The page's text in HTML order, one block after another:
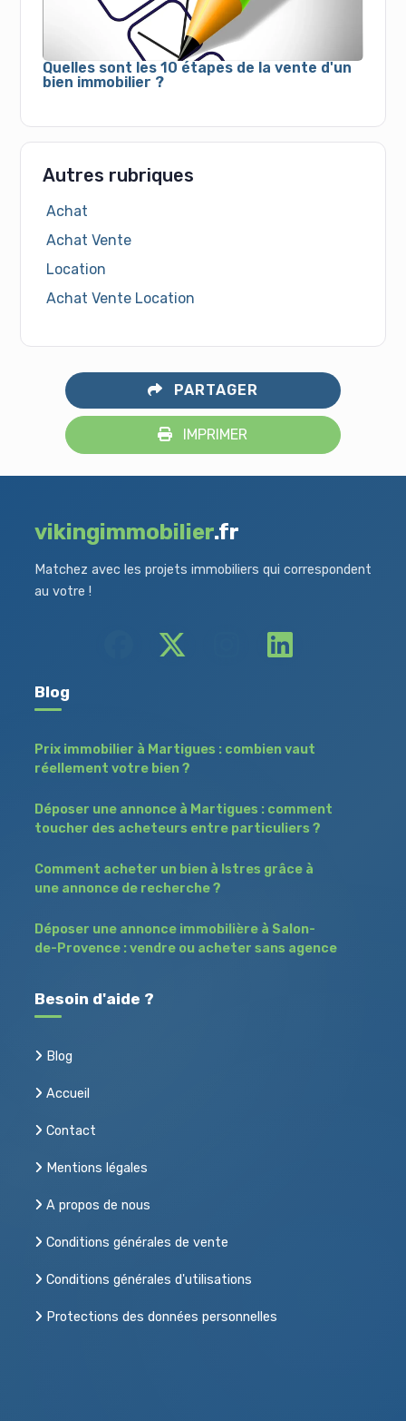
Quelles sont les 10 étapes de la vente d'un
bien immobilier ?
Autres rubriques
Achat
Achat Vente
Location
Achat Vente Location
PARTAGER
IMPRIMER
vikingimmobilier.fr
Matchez avec les projets immobiliers qui correspondent
au votre !
Blog
Prix immobilier à Martigues : combien vaut
réellement votre bien ?
Déposer une annonce à Martigues : comment
toucher des acheteurs entre particuliers ?
Comment acheter un bien à Istres grâce à
une annonce de recherche ?
Déposer une annonce immobilière à Salon-
de-Provence : vendre ou acheter sans agence
Besoin d'aide ?
Blog
Accueil
Contact
Mentions légales
A propos de nous
Conditions générales de vente
Conditions générales d'utilisations
Protections des données personnelles